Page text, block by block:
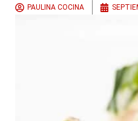
PAULINA COCINA